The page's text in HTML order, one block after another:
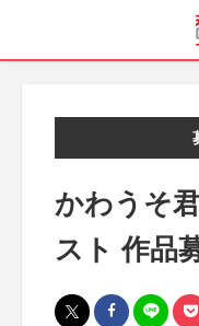
かわうそ
スト 作品